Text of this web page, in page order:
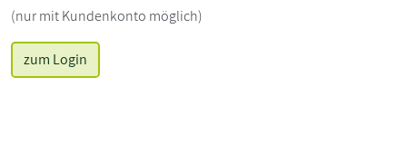
(nur mit Kundenkonto möglich)
zum Login